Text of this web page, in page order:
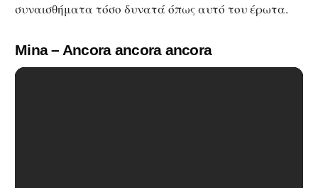
συναισθήματα τόσο δυνατά όπως αυτό του έρωτα.
Mina – Ancora ancora ancora